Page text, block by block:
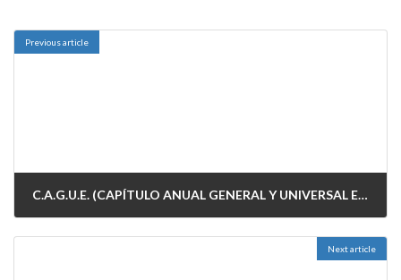
Previous article
C.A.G.U.E. (CAPÍTULO ANUAL GENERAL Y UNIVERSAL EDUTOURSIANO), COMO PREVISTO.
Next article